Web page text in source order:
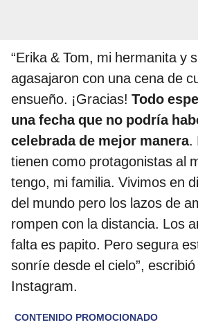
“Erika & Tom, mi hermanita y
agasajaron con una cena de
ensueño. ¡Gracias! Todo
una fecha que no podría
celebrada de mejor manera.
tienen como protagonistas al
tengo, mi familia. Vivimos en
del mundo pero los lazos de
rompen con la distancia. Los
falta es papito. Pero segura
sonríe desde el cielo”,
Instagram.